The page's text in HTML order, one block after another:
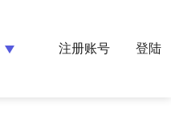
注册账号 登陆